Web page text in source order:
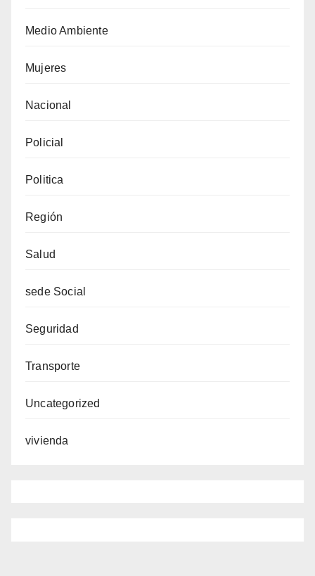
Medio Ambiente
Mujeres
Nacional
Policial
Politica
Región
Salud
sede Social
Seguridad
Transporte
Uncategorized
vivienda